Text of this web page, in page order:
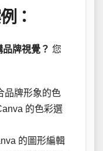
：
牌視覺？ 您
品牌形象的色
的色彩選
的圖形編輯